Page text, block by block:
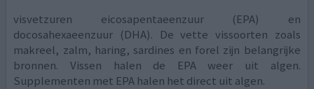
visvetzuren eicosapentaeenzuur (EPA) en
docosahexaeenzuur (DHA). De vette vissoorten zoals
makreel, zalm, haring, sardines en forel zijn belangrijke
bronnen. Vissen halen de EPA weer uit algen.
Supplementen met EPA halen het direct uit algen.